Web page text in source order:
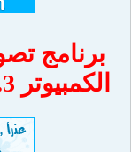
برنامج
الكمبيوتر Ashampoo Snap 10.0.3